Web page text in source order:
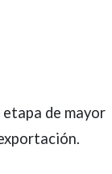
de mayor